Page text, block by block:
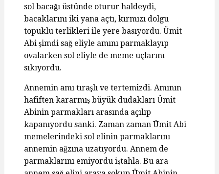
sol bacağı üstünde oturur haldeydi,
bacaklarını iki yana açtı, kırmızı dolgu
topuklu terlikleri ile yere basıyordu. Ümit
Abi şimdi sağ eliyle amını parmaklayıp
ovalarken sol eliyle de meme uçlarını
sıkıyordu.
Annemin amı tıraşlı ve tertemizdi. Amının
hafiften kararmış büyük dudakları Ümit
Abinin parmakları arasında açılıp
kapanıyordu sanki. Zaman zaman Ümit Abi
memelerindeki sol elinin parmaklarını
annemin ağzına uzatıyordu. Annem de
parmaklarını emiyordu iştahla. Bu ara